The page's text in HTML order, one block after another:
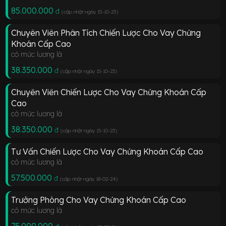
85.000.000 đ (cập nhật ngày 15-10-23)
Chuyên Viên Phân Tích Chiến Lược Cho Vay Chứng
Khoán Cấp Cao
có mức lương là
38.350.000 đ (cập nhật ngày 15-10-23)
Chuyên Viên Chiến Lược Cho Vay Chứng Khoán Cấp
Cao
có mức lương là
38.350.000 đ (cập nhật ngày 15-10-23)
Tư Vấn Chiến Lược Cho Vay Chứng Khoán Cấp Cao
có mức lương là
57.500.000 đ (cập nhật ngày 18-02-24)
Trưởng Phòng Cho Vay Chứng Khoán Cấp Cao
có mức lương là